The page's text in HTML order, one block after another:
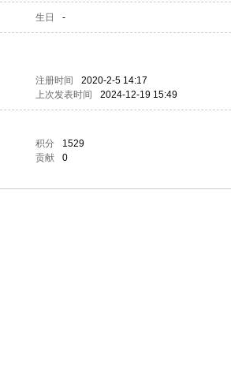
生日 -
注册时间 2020-2-5 14:17
上次发表时间 2024-12-19 15:49
积分 1529
贡献 0